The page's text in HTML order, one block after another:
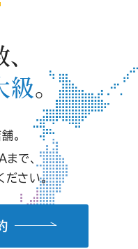
級。
。
で、
ださい。